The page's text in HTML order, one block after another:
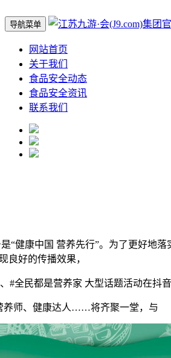
导航菜单
网站首页
关于我们
食品安全动态
食品安全资讯
联系我们
健康中国 营养先行”。为了更好地落
良好的传播效果，
全民都是营养家 大型话题活动在抖
师、健康达人……将齐聚一堂，与